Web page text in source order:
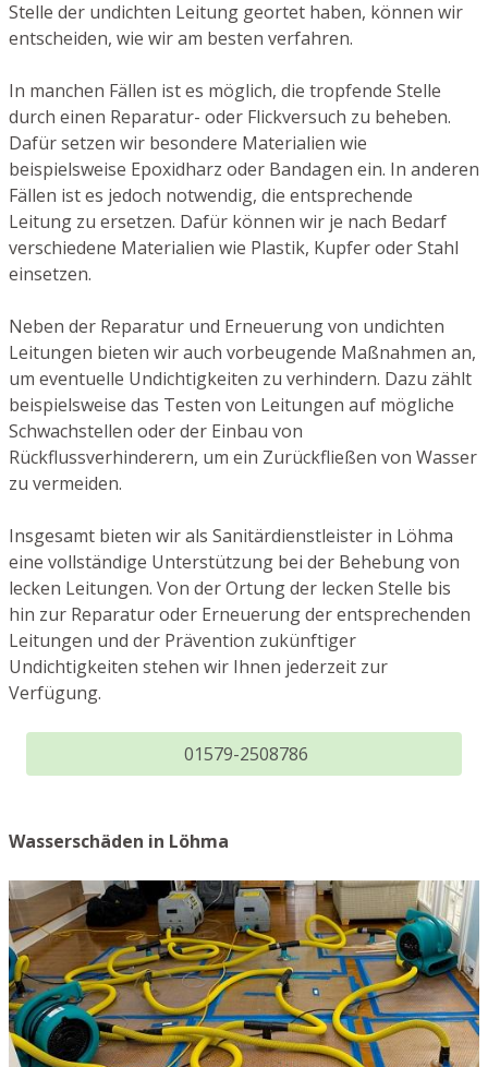
Stelle der undichten Leitung geortet haben, können wir
entscheiden, wie wir am besten verfahren.
In manchen Fällen ist es möglich, die tropfende Stelle
durch einen Reparatur- oder Flickversuch zu beheben.
Dafür setzen wir besondere Materialien wie
beispielsweise Epoxidharz oder Bandagen ein. In anderen
Fällen ist es jedoch notwendig, die entsprechende
Leitung zu ersetzen. Dafür können wir je nach Bedarf
verschiedene Materialien wie Plastik, Kupfer oder Stahl
einsetzen.
Neben der Reparatur und Erneuerung von undichten
Leitungen bieten wir auch vorbeugende Maßnahmen an,
um eventuelle Undichtigkeiten zu verhindern. Dazu zählt
beispielsweise das Testen von Leitungen auf mögliche
Schwachstellen oder der Einbau von
Rückflussverhinderern, um ein Zurückfließen von Wasser
zu vermeiden.
Insgesamt bieten wir als Sanitärdienstleister in Löhma
eine vollständige Unterstützung bei der Behebung von
lecken Leitungen. Von der Ortung der lecken Stelle bis
hin zur Reparatur oder Erneuerung der entsprechenden
Leitungen und der Prävention zukünftiger
Undichtigkeiten stehen wir Ihnen jederzeit zur
Verfügung.
01579-2508786
Wasserschäden in Löhma